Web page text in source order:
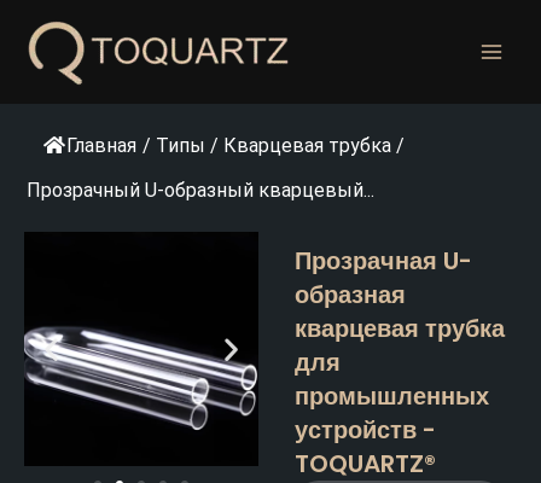
содержанию
Главная / Типы / Кварцевая трубка /
Прозрачный U-образный кварцевый...
Прозрачная U-
образная
кварцевая трубка
для
промышленных
устройств -
TOQUARTZ®